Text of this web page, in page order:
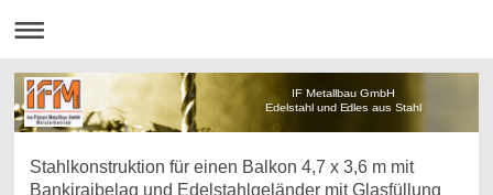
IF Metallbau GmbH
Edelstahl und Edles aus Stahl
Stahlkonstruktion für einen Balkon 4,7 x 3,6 m mit
Bankiraibelag und Edelstahlgeländer mit Glasfüllung